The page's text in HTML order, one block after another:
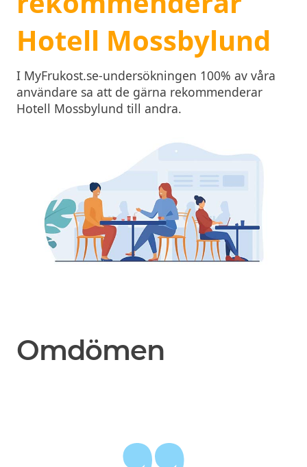
Hotell Mossbylund
I MyFrukost.se-undersökningen 100% av våra
användare sa att de gärna rekommenderar
Hotell Mossbylund till andra.
Omdömen